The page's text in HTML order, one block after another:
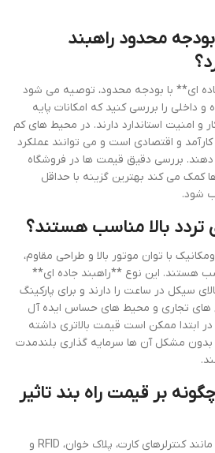
محدود راهبند
ای** با بودجه محدود، توصیه می شود
داخلی را بررسی کنید که امکانات پایه
و امنیت استاندارد دارند. در محیط های کم
کارآمد و اقتصادی است و می توانند عملکرد
دهند. بررسی دقیق قیمت ها در فروشگاه
کمک می کند بهترین گزینه با حداقل
شود.
بالا مناسب هستند؟
با توان موتور بالا و طراحی مقاوم،
هستند. این نوع **راهبند جاده ای**
سیکل در ساعت را دارند و برای پارکینگ
های تجاری و محیط های حساس ایده آل
ابتدا ممکن است قیمت بالاتری داشته
بدون مشکل آن ها سرمایه گذاری بلندمدت
بر قیمت راه بند تاثیر
ادغام سیستم های هوشمند مانند کنترلرهای کارت، پلاک خوان، RFID و